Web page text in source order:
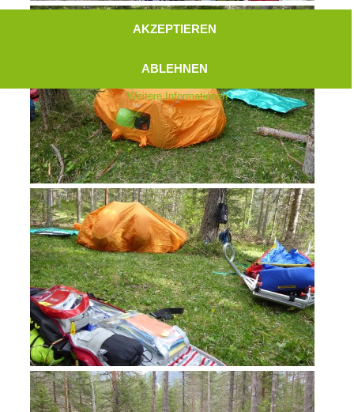
Aktuell
AKZEPTIEREN
ABLEHNEN
Weitere Informationen